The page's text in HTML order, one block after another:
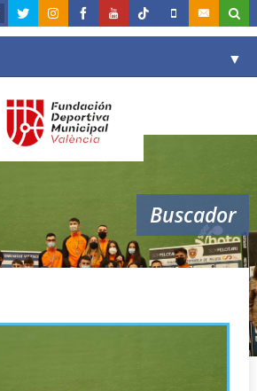
▼
▼
▼
Buscador
Comunidad Valenciana